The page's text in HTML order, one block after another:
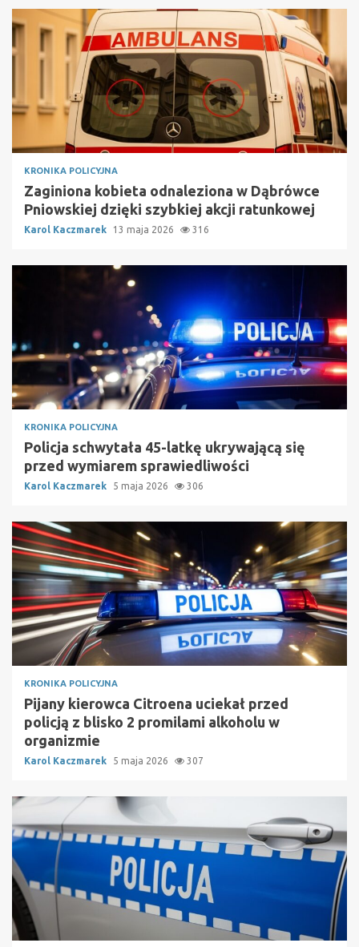
KRONIKA POLICYJNA
Zaginiona kobieta odnaleziona w Dąbrówce
Pniowskiej dzięki szybkiej akcji ratunkowej
Karol Kaczmarek 13 maja 2026 316
KRONIKA POLICYJNA
Policja schwytała 45-latkę ukrywającą się
przed wymiarem sprawiedliwości
Karol Kaczmarek 5 maja 2026 306
KRONIKA POLICYJNA
Pijany kierowca Citroena uciekał przed
policją z blisko 2 promilami alkoholu w
organizmie
Karol Kaczmarek 5 maja 2026 307